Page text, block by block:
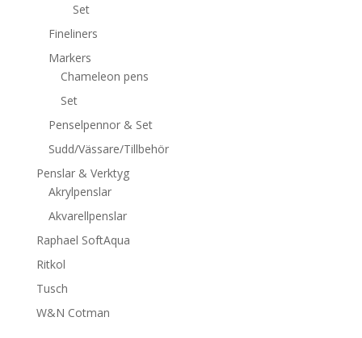
Set
Fineliners
Markers
Chameleon pens
Set
Penselpennor & Set
Sudd/Vässare/Tillbehör
Penslar & Verktyg
Akrylpenslar
Akvarellpenslar
Raphael SoftAqua
Ritkol
Tusch
W&N Cotman